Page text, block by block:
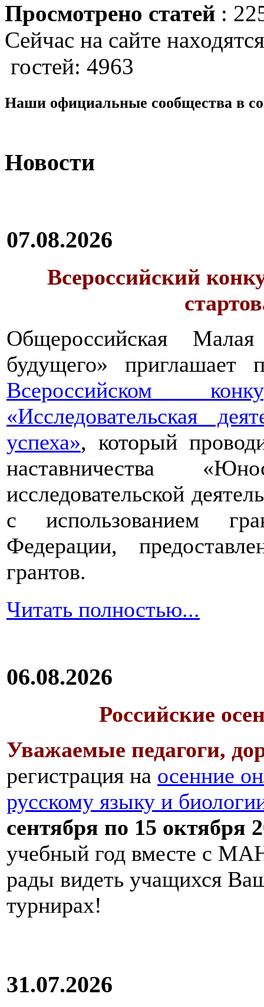
Просмотрено статей :
Сейчас на сайте
гостей: 4963
Наши официальные сообщества в
Новости
07.08.2026
Всероссийский
Общероссийская
будущего» приглашает
Всероссийском
«Исследовательская
успеха», который
наставничества
исследовательской
с использованием
Федерации,
грантов.
Читать полностью...
06.08.2026
Российские
Уважаемые педагоги,
регистрация на осенние
русскому языку и
сентября по 15 октября
учебный год вместе с
рады видеть учащихся
турнирах!
31.07.2026